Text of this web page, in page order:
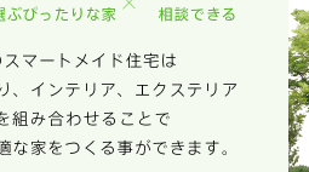
資
当社は，当社の プライバシーポリシー
当社はお客様からいただいた個人情